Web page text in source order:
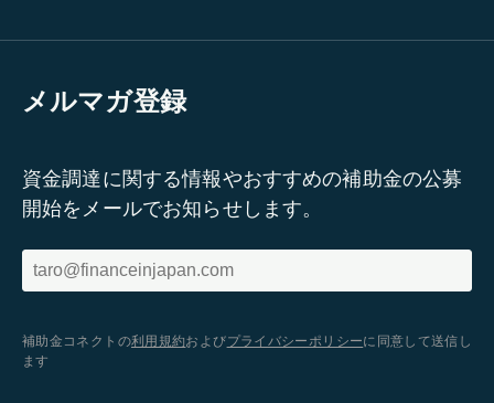
メルマガ登録
資金調達に関する情報やおすすめの補助金の公募
開始をメールでお知らせします。
補助金コネクトの利用規約およびプライバシーポリシーに同意して送信し
ます